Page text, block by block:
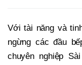
Với tài năng và
ngừng các đầu
chuyên nghiệp